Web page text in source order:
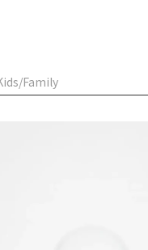
Family